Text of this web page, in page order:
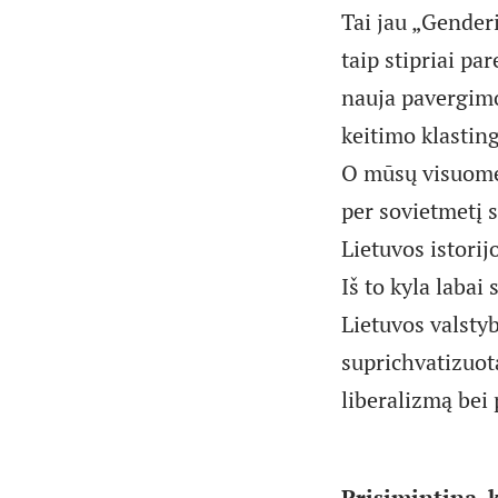
Tai jau
taip stipriai
nauja
keitimo
O mūsų
per sovietmetį
Lietuvos
Iš to kyla labai
Lietuvos
liberalizmą bei